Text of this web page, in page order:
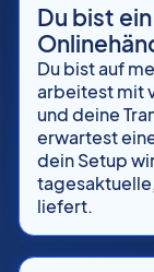
Du bist
Du bist auf
arbeitest mit
und deine
erwartest
dein Setup
liefert.